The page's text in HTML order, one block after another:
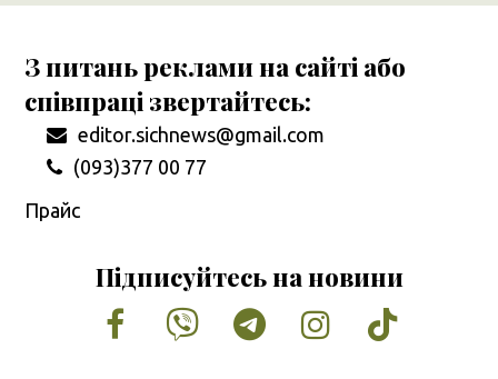
З питань реклами на сайті або
співпраці звертайтесь:
editor.sichnews@gmail.com
(093)377 00 77
Прайс
Підписуйтесь на новини
Facebook
VimeoTumblrInstagram
Tiktok